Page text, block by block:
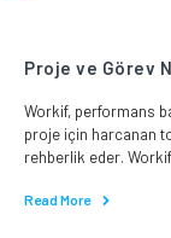
Proje ve Görev
Workif, performans
proje için harcanan
rehberlik eder.
Read More